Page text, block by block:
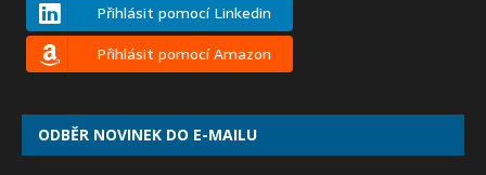
Přihlásit pomocí Linkedin
Přihlásit pomocí Amazon
ODBĚR NOVINEK DO E-MAILU